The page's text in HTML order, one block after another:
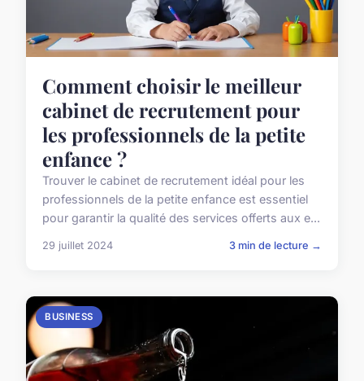
Comment choisir le meilleur
cabinet de recrutement pour
les professionnels de la petite
enfance ?
Trouver le cabinet de recrutement idéal pour les
professionnels de la petite enfance est essentiel
pour garantir la qualité des services offerts aux e...
29 juillet 2024 3 min de lecture →
BUSINESS